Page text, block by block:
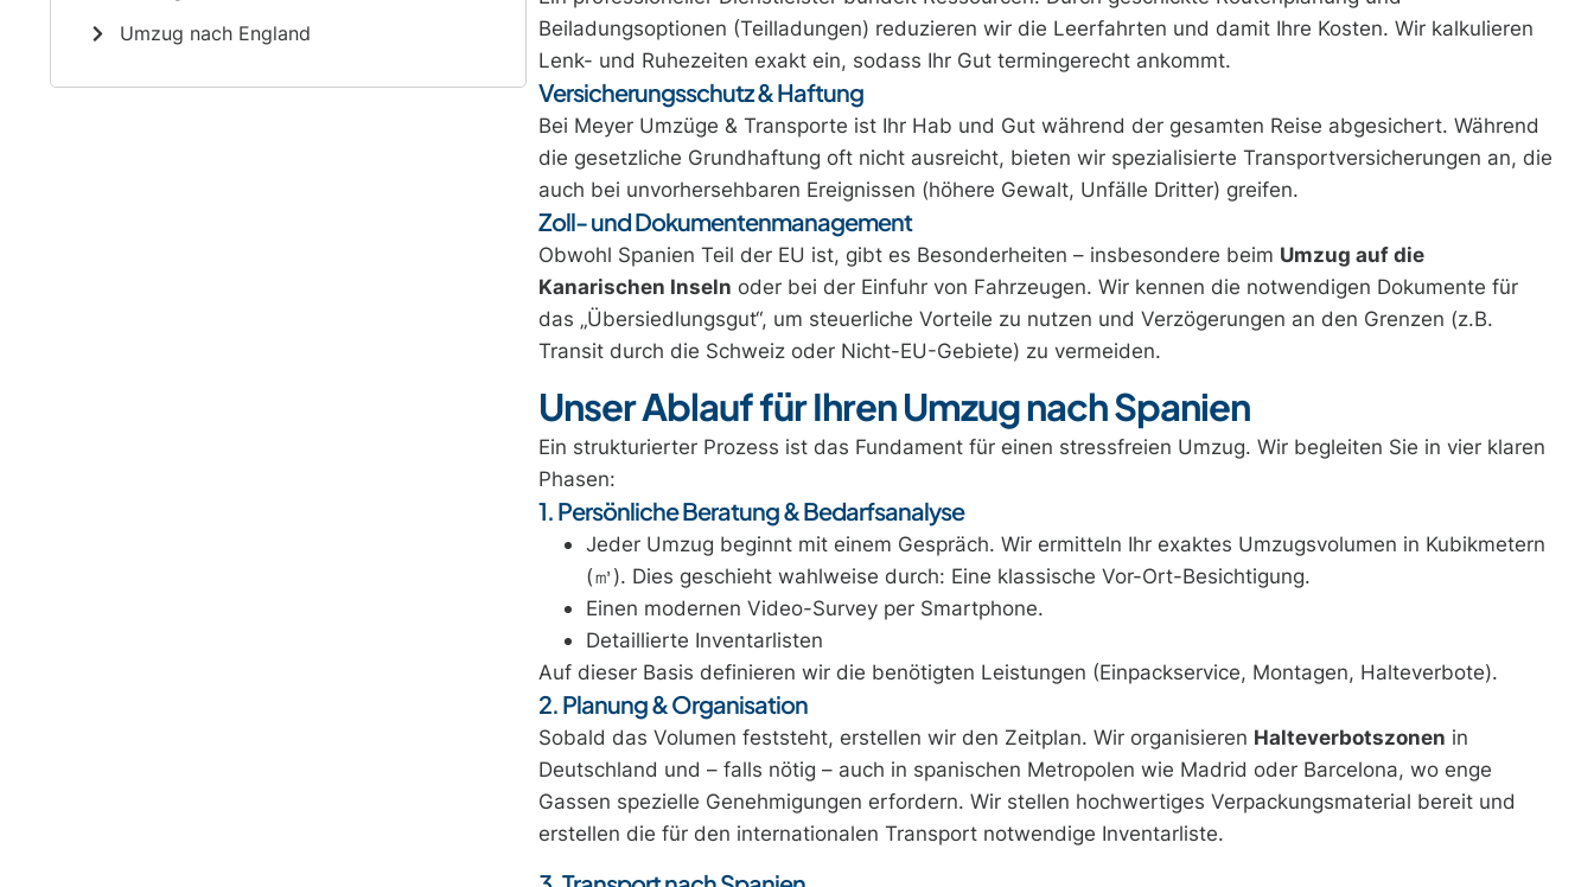
Umzug nach England
Beiladungsoptionen (Teilladungen) reduzieren wir die Leerfahrten und damit Ihre Kosten. Wir kalkulieren
Lenk- und Ruhezeiten exakt ein, sodass Ihr Gut termingerecht ankommt.
Versicherungsschutz & Haftung
Bei Meyer Umzüge & Transporte ist Ihr Hab und Gut während der gesamten Reise abgesichert. Während
die gesetzliche Grundhaftung oft nicht ausreicht, bieten wir spezialisierte Transportversicherungen an, die
auch bei unvorhersehbaren Ereignissen (höhere Gewalt, Unfälle Dritter) greifen.
Zoll- und Dokumentenmanagement
Obwohl Spanien Teil der EU ist, gibt es Besonderheiten – insbesondere beim Umzug auf die
Kanarischen Inseln oder bei der Einfuhr von Fahrzeugen. Wir kennen die notwendigen Dokumente für
das „Übersiedlungsgut“, um steuerliche Vorteile zu nutzen und Verzögerungen an den Grenzen (z.B.
Transit durch die Schweiz oder Nicht-EU-Gebiete) zu vermeiden.
Unser Ablauf für Ihren Umzug nach Spanien
Ein strukturierter Prozess ist das Fundament für einen stressfreien Umzug. Wir begleiten Sie in vier klaren
Phasen:
1. Persönliche Beratung & Bedarfsanalyse
Jeder Umzug beginnt mit einem Gespräch. Wir ermitteln Ihr exaktes Umzugsvolumen in Kubikmetern
(㎥). Dies geschieht wahlweise durch: Eine klassische Vor-Ort-Besichtigung.
Einen modernen Video-Survey per Smartphone.
Detaillierte Inventarlisten
Auf dieser Basis definieren wir die benötigten Leistungen (Einpackservice, Montagen, Halteverbote).
2. Planung & Organisation
Sobald das Volumen feststeht, erstellen wir den Zeitplan. Wir organisieren Halteverbotszonen in
Deutschland und – falls nötig – auch in spanischen Metropolen wie Madrid oder Barcelona, wo enge
Gassen spezielle Genehmigungen erfordern. Wir stellen hochwertiges Verpackungsmaterial bereit und
erstellen die für den internationalen Transport notwendige Inventarliste.